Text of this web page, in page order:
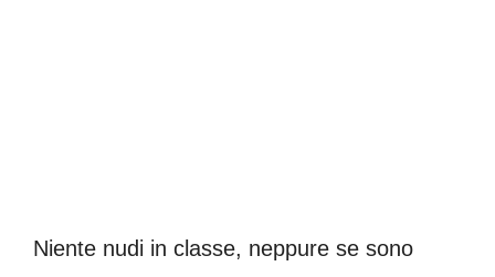
Niente nudi in classe, neppure se sono